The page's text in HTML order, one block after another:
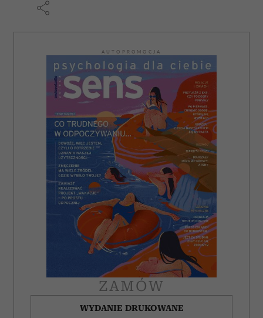
AUTOPROMOCJA
ZAMÓW
WYDANIE DRUKOWANE